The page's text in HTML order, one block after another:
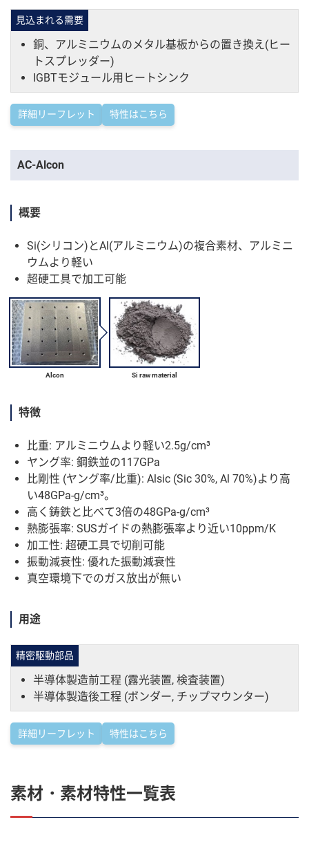
見込まれる需要
銅、アルミニウムのメタル基板からの置き換え(ヒー
トスプレッダー)
IGBTモジュール用ヒートシンク
詳細リーフレット 特性はこちら
AC-Alcon
概要
Si(シリコン)とAl(アルミニウム)の複合素材、アルミニ
ウムより軽い
超硬工具で加工可能
Alcon Si raw material
特徴
比重: アルミニウムより軽い2.5g/cm³
ヤング率: 鋼鉄並の117GPa
比剛性 (ヤング率/比重): Alsic (Sic 30%, Al 70%)より高
い48GPa-g/cm³。
高く鋳鉄と比べて3倍の48GPa-g/cm³
熱膨張率: SUSガイドの熱膨張率より近い10ppm/K
加工性: 超硬工具で切削可能
振動減衰性: 優れた振動減衰性
真空環境下でのガス放出が無い
用途
精密駆動部品
半導体製造前工程 (露光装置, 検査装置)
半導体製造後工程 (ボンダー, チップマウンター)
詳細リーフレット 特性はこちら
素材・素材特性一覧表